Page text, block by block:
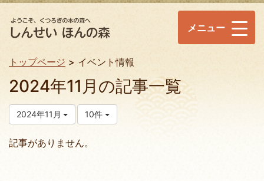
メニュー
トップページ イベント情報
2024年11月の記事一覧
2024年11月 10件
記事がありません。